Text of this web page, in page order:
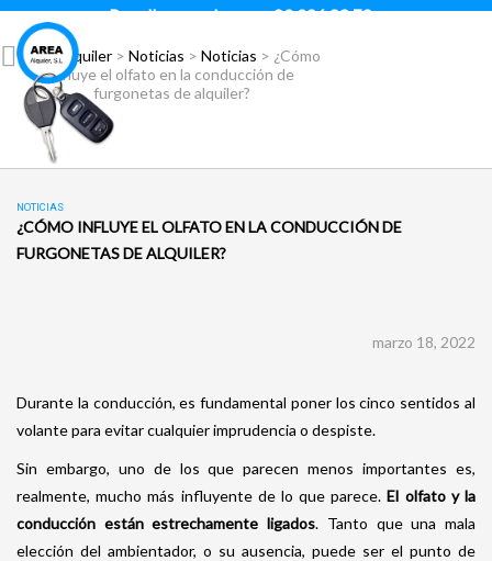
Para llamar pulsar: 93 296 88 78
Área Alquiler> Noticias > Noticias > ¿Cómo
influye el olfato en la conducción de
furgonetas de alquiler?
NOTICIAS
¿CÓMO INFLUYE EL OLFATO EN LA CONDUCCIÓN DE
FURGONETAS DE ALQUILER?
marzo 18, 2022
Durante la conducción, es fundamental poner los cinco sentidos al
volante para evitar cualquier imprudencia o despiste.
Sin embargo, uno de los que parecen menos importantes es,
realmente, mucho más influyente de lo que parece.El olfato y la
conducción están estrechamente ligados. Tanto que una mala
elección del ambientador, o su ausencia, puede ser el punto de